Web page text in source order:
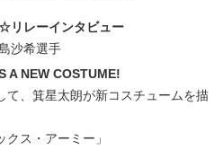
リレーインタビュー
沙希選手
A NEW COSTUME!
て、箕星太朗が新コスチュームを描
ス・アーミー」